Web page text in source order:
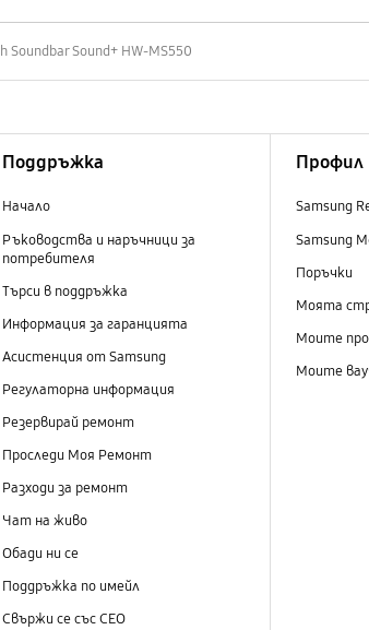
Soundbar Sound+ HW-MS550
Поддръжка
Начало
Ръководства и наръчници за
потребителя
Търси в поддръжка
Информация за гаранцията
Асистенция от Samsung
Регулаторна информация
Резервирай ремонт
Проследи Моя Ремонт
Разходи за ремонт
Чат на живо
Обади ни се
Поддръжка по имейл
Свържи се със СЕО
Профил
Samsung
Samsung
Поръчки
Моята
Моите
Моите